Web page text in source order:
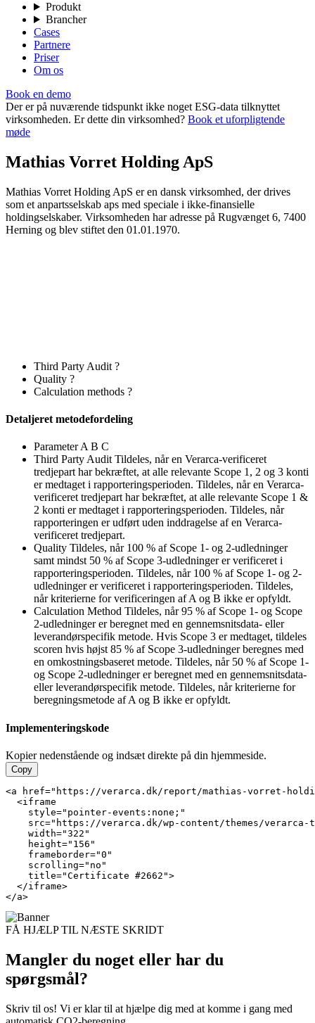
Produkt
Brancher
Cases
Partnere
Priser
Om os
Book en demo
Der er på nuværende tidspunkt ikke noget ESG-data tilknyttet
virksomheden. Er dette din virksomhed? Book et uforpligtende
møde
Mathias Vorret Holding ApS
Mathias Vorret Holding ApS er en dansk virksomhed, der drives
som et anpartsselskab aps med speciale i ikke-finansielle
holdingselskaber. Virksomheden har adresse på Rugvænget 6, 7400
Herning og blev stiftet den 01.01.1970.
Third Party Audit ?
Quality ?
Calculation methods ?
Detaljeret metodefordeling
Parameter A B C
Third Party Audit Tildeles, når en Verarca-verificeret
tredjepart har bekræftet, at alle relevante Scope 1, 2 og 3 konti
er medtaget i rapporteringsperioden. Tildeles, når en Verarca-
verificeret tredjepart har bekræftet, at alle relevante Scope 1 &
2 konti er medtaget i rapporteringsperioden. Tildeles, når
rapporteringen er udført uden inddragelse af en Verarca-
verificeret tredjepart.
Quality Tildeles, når 100 % af Scope 1- og 2-udledninger
samt mindst 50 % af Scope 3-udledninger er verificeret i
rapporteringsperioden. Tildeles, når 100 % af Scope 1- og 2-
udledninger er verificeret i rapporteringsperioden. Tildeles,
når kriterierne for verificeringen af A og B ikke er opfyldt.
Calculation Method Tildeles, når 95 % af Scope 1- og Scope
2-udledninger er beregnet med en gennemsnitsdata- eller
leverandørspecifik metode. Hvis Scope 3 er medtaget, tildeles
scoren hvis højst 85 % af Scope 3-udledninger beregnes med
en omkostningsbaseret metode. Tildeles, når 50 % af Scope 1-
og Scope 2-udledninger er beregnet med en gennemsnitsdata-
eller leverandørspecifik metode. Tildeles, når kriterierne for
beregningsmetode af A og B ikke er opfyldt.
Implementeringskode
Kopier nedenstående og indsæt direkte på din hjemmeside.
Copy
<a href="https://verarca.dk/report/mathias-vorret-
  <iframe
    style="pointer-events:none;"
src="https://verarca.dk/wp-content/themes/verarca-
    width="322"
    height="156"
    frameborder="0"
    scrolling="no"
    title="Certificate #2662">
  </iframe>
</a>
FÅ HJÆLP TIL NÆSTE SKRIDT
Mangler du noget eller har du
spørgsmål?
Skriv til os! Vi er klar til at hjælpe dig med at komme i gang med